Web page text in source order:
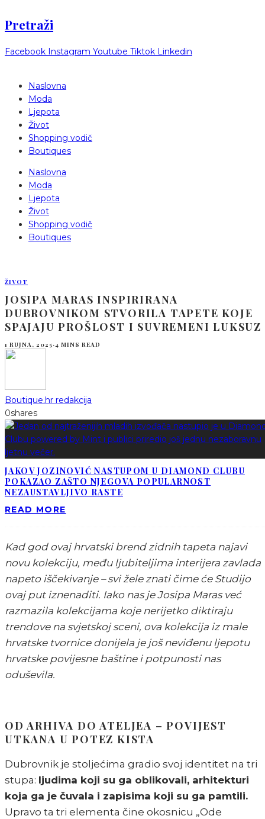
Pretraži
Facebook Instagram Youtube Tiktok Linkedin
Naslovna
Moda
Ljepota
Život
Shopping vodič
Boutiques
Naslovna
Moda
Ljepota
Život
Shopping vodič
Boutiques
ŽIVOT
JOSIPA MARAS INSPIRIRANA
DUBROVNIKOM STVORILA TAPETE KOJE
SPAJAJU PROŠLOST I SUVREMENI LUKSUZ
1 RUJNA, 2025·4 MINS READ
Boutique.hr redakcija
0shares
JAKOV JOZINOVIĆ NASTUPOM U DIAMOND CLUBU
POKAZAO ZAŠTO NJEGOVA POPULARNOST
NEZAUSTAVLJIVO RASTE
READ MORE
Kad god ovaj hrvatski brend zidnih tapeta najavi
novu kolekciju, među ljubiteljima interijera zavlada
napeto iščekivanje – svi žele znati čime će Studijo
ovaj put iznenaditi. Iako nas je Josipa Maras već
razmazila kolekcijama koje nerijetko diktiraju
trendove na svjetskoj sceni, ova kolekcija iz male
hrvatske tvornice donijela je još neviđenu ljepotu
hrvatske povijesne baštine i potpunosti nas
oduševila.
OD ARHIVA DO ATELJEA – POVIJEST
UTKANA U POTEZ KISTA
Dubrovnik je stoljećima gradio svoj identitet na tri
stupa: ljudima koji su ga oblikovali, arhitekturi
koja ga je čuvala i zapisima koji su ga pamtili.
Upravo ta tri elementa čine okosnicu „Ode